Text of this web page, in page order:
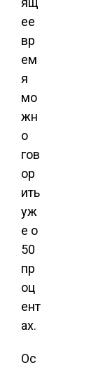
ее
вр
ем
я
мо
жн
о
гов
ор
ить
уж
е о
50
пр
оц
ент
ах.
Ос